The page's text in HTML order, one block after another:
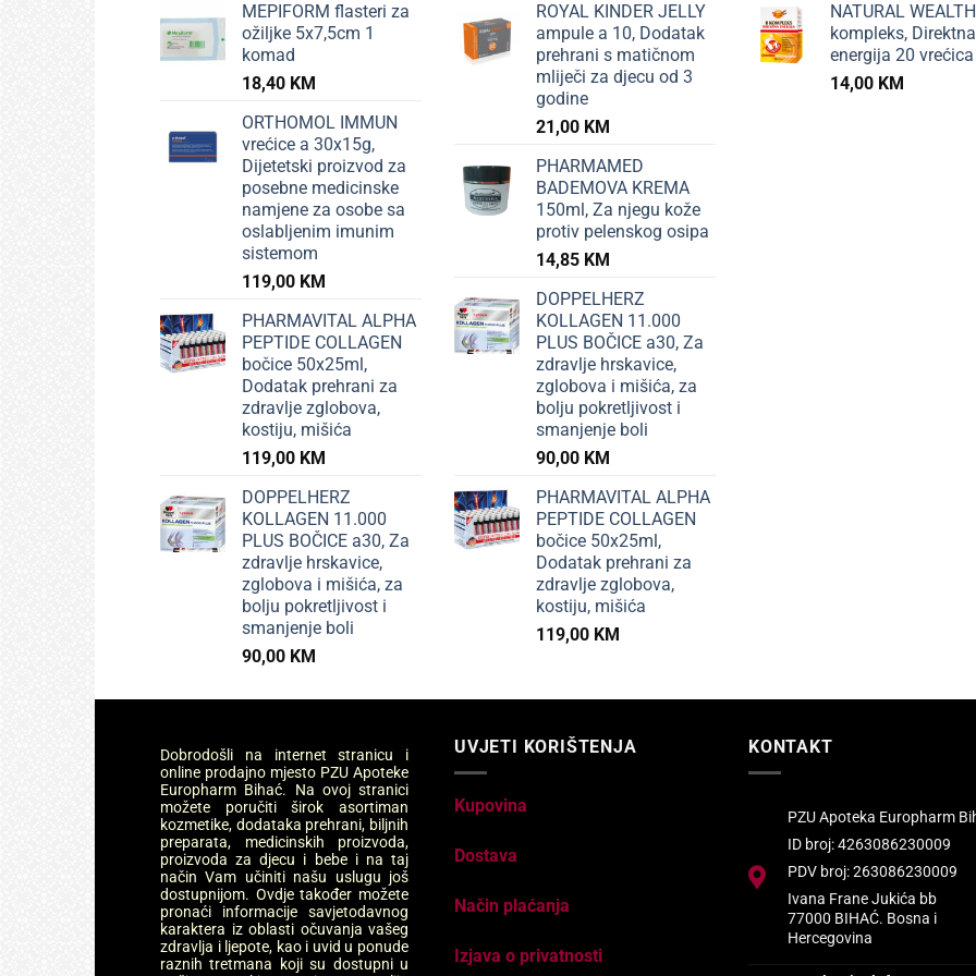
MEPIFORM flasteri za
ožiljke 5x7,5cm 1
komad
18,40 KM
ORTHOMOL IMMUN
vrećice a 30x15g,
Dijetetski proizvod za
posebne medicinske
namjene za osobe sa
oslabljenim imunim
sistemom
119,00 KM
PHARMAVITAL ALPHA
PEPTIDE COLLAGEN
bočice 50x25ml,
Dodatak prehrani za
zdravlje zglobova,
kostiju, mišića
119,00 KM
DOPPELHERZ
KOLLAGEN 11.000
PLUS BOČICE a30, Za
zdravlje hrskavice,
zglobova i mišića, za
bolju pokretljivost i
smanjenje boli
90,00 KM
ROYAL KINDER JELLY
ampule a 10, Dodatak
prehrani s matičnom
mliječi za djecu od 3
godine
21,00 KM
PHARMAMED
BADEMOVA KREMA
150ml, Za njegu kože
protiv pelenskog osipa
14,85 KM
DOPPELHERZ
KOLLAGEN 11.000
PLUS BOČICE a30, Za
zdravlje hrskavice,
zglobova i mišića, za
bolju pokretljivost i
smanjenje boli
90,00 KM
PHARMAVITAL ALPHA
PEPTIDE COLLAGEN
bočice 50x25ml,
Dodatak prehrani za
zdravlje zglobova,
kostiju, mišića
119,00 KM
NATURAL
kompleks, Direktna
energija 20 vrećica
14,00 KM
Dobrodošli na internet stranicu i
online prodajno mjesto PZU Apoteke
Europharm Bihać. Na ovoj stranici
možete poručiti širok asortiman
kozmetike, dodataka prehrani, biljnih
preparata, medicinskih proizvoda,
proizvoda za djecu i bebe i na taj
način Vam učiniti našu uslugu još
dostupnijom. Ovdje također možete
pronaći informacije savjetodavnog
karaktera iz oblasti očuvanja vašeg
zdravlja i ljepote, kao i uvid u ponude
raznih tretmana koji su dostupni u
UVJETI KORIŠTENJA
Kupovina
Dostava
Način plaćanja
Izjava o privatnosti
KONTAKT
PZU Apoteka Europharm
ID broj: 4263086230009
PDV broj: 263086230009
Ivana Frane Jukića bb
77000 BIHAĆ. Bosna i
Hercegovina